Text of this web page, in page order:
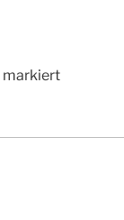
markiert